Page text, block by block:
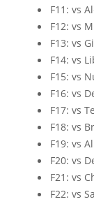
F11: vs
F12: vs
F13: vs
F14: vs
F15: vs
F16: vs
F17: vs
F18: vs
F19: vs
F20: vs
F21: vs
F22: vs